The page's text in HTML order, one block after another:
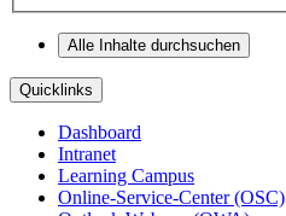
Alle Inhalte durchsuchen
Quicklinks
Dashboard
Intranet
Learning Campus
Online-Service-Center (OSC)